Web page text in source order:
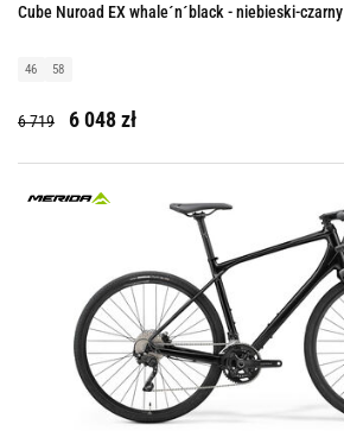
Cube Nuroad EX whale´n´black - niebieski-czarny
46 58
6 719 6 048 zł